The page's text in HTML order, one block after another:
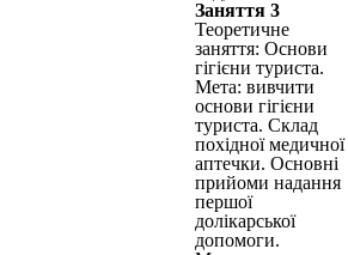
Заняття 3
Теоретичне
заняття: Основи
гігієни туриста.
Мета: вивчити
основи гігієни
туриста. Склад
похідної медичної
аптечки. Основні
прийоми надання
першої
долікарської
допомоги.